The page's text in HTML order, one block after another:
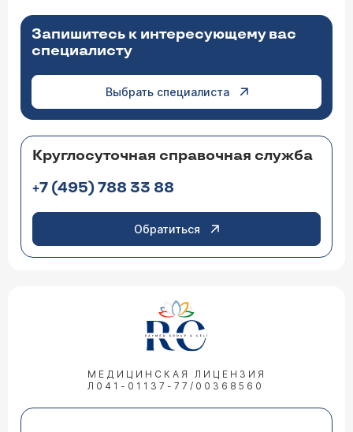
Запишитесь к интересующему вас
специалисту
Выбрать специалиста
Круглосуточная справочная служба
+7 (495) 788 33 88
Обратиться
МЕДИЦИНСКАЯ ЛИЦЕНЗИЯ
Л041-01137-77/00368560